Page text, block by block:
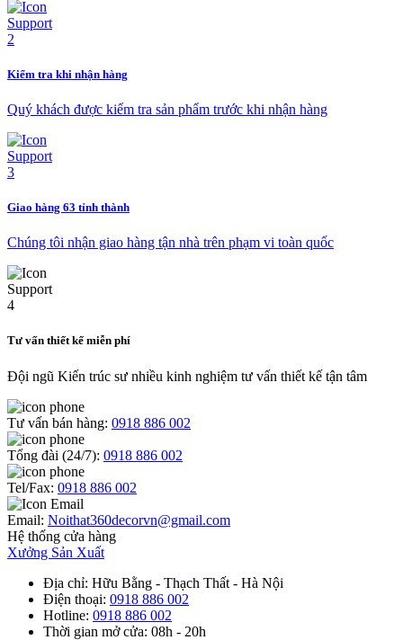
Kiểm tra khi nhận hàng
Quý khách được kiểm tra sản phẩm trước khi nhận hàng
Giao hàng 63 tỉnh thành
Chúng tôi nhận giao hàng tận nhà trên phạm vi toàn quốc
Tư vấn thiết kế miễn phí
Đội ngũ Kiến trúc sư nhiều kinh nghiệm tư vấn thiết kế tận tâm
Tư vấn bán hàng: 0918 886 002
Tổng đài (24/7): 0918 886 002
Tel/Fax: 0918 886 002
Email: Noithat360decorvn@gmail.com
Hệ thống cửa hàng
Xưởng Sản Xuất
Địa chỉ: Hữu Bằng - Thạch Thất - Hà Nội
Điện thoại: 0918 886 002
Hotline: 0918 886 002
Thời gian mở cửa: 08h - 20h